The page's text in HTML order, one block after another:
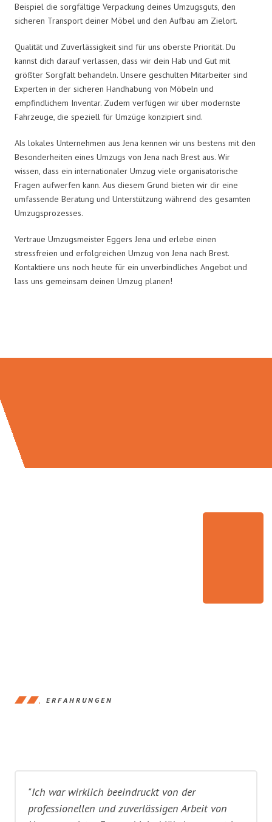
Beispiel die sorgfältige Verpackung deines Umzugsguts, den
sicheren Transport deiner Möbel und den Aufbau am Zielort.
Qualität und Zuverlässigkeit sind für uns oberste Priorität. Du
kannst dich darauf verlassen, dass wir dein Hab und Gut mit
größter Sorgfalt behandeln. Unsere geschulten Mitarbeiter sind
Experten in der sicheren Handhabung von Möbeln und
empfindlichem Inventar. Zudem verfügen wir über modernste
Fahrzeuge, die speziell für Umzüge konzipiert sind.
Als lokales Unternehmen aus Jena kennen wir uns bestens mit den
Besonderheiten eines Umzugs von Jena nach Brest aus. Wir
wissen, dass ein internationaler Umzug viele organisatorische
Fragen aufwerfen kann. Aus diesem Grund bieten wir dir eine
umfassende Beratung und Unterstützung während des gesamten
Umzugsprozesses.
Vertraue Umzugsmeister Eggers Jena und erlebe einen
stressfreien und erfolgreichen Umzug von Jena nach Brest.
Kontaktiere uns noch heute für ein unverbindliches Angebot und
lass uns gemeinsam deinen Umzug planen!
ERFAHRUNGEN
"Ich war wirklich beeindruckt von der
professionellen und zuverlässigen Arbeit von